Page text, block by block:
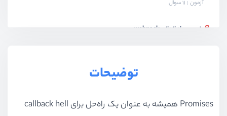
آزمون 11 سوال
نصب و راه اندازی webpack
کامپایل جاوااسکریپت با Babel
13:54
توضیحات
Promises همیشه به عنوان یک راه‌حل برای callback hell